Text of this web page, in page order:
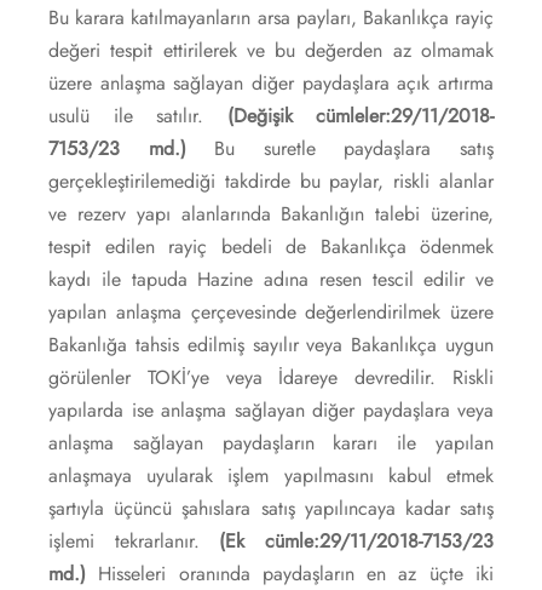
Bu karara katılmayanların arsa payları, Bakanlıkça rayiç
değeri tespit ettirilerek ve bu değerden az olmamak
üzere anlaşma sağlayan diğer paydaşlara açık artırma
usulü ile satılır. (Değişik cümleler:29/11/2018-
7153/23 md.) Bu suretle paydaşlara satış
gerçekleştirilemediği takdirde bu paylar, riskli alanlar
ve rezerv yapı alanlarında Bakanlığın talebi üzerine,
tespit edilen rayiç bedeli de Bakanlıkça ödenmek
kaydı ile tapuda Hazine adına resen tescil edilir ve
yapılan anlaşma çerçevesinde değerlendirilmek üzere
Bakanlığa tahsis edilmiş sayılır veya Bakanlıkça uygun
görülenler TOKİ’ye veya İdareye devredilir. Riskli
yapılarda ise anlaşma sağlayan diğer paydaşlara veya
anlaşma sağlayan paydaşların kararı ile yapılan
anlaşmaya uyularak işlem yapılmasını kabul etmek
şartıyla üçüncü şahıslara satış yapılıncaya kadar satış
işlemi tekrarlanır. (Ek cümle:29/11/2018-7153/23
md.) Hisseleri oranında paydaşların en az üçte iki